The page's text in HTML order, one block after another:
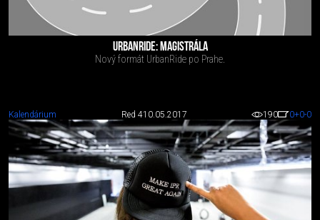
URBANRIDE: MAGISTRÁLA
Nový formát UrbanRide po Prahe.
Kalendárium Red 410.05.2017 190 0+0-0